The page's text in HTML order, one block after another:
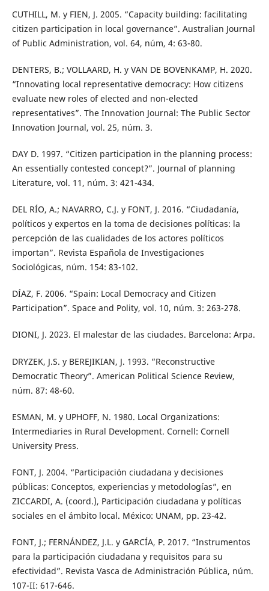
CUTHILL, M. y FIEN, J. 2005. “Capacity building: facilitating
citizen participation in local governance”. Australian Journal
of Public Administration, vol. 64, núm, 4: 63-80.
DENTERS, B.; VOLLAARD, H. y VAN DE BOVENKAMP, H. 2020.
“Innovating local representative democracy: How citizens
evaluate new roles of elected and non-elected
representatives”. The Innovation Journal: The Public Sector
Innovation Journal, vol. 25, núm. 3.
DAY D. 1997. “Citizen participation in the planning process:
An essentially contested concept?”. Journal of planning
Literature, vol. 11, núm. 3: 421-434.
DEL RÍO, A.; NAVARRO, C.J. y FONT, J. 2016. “Ciudadanía,
políticos y expertos en la toma de decisiones políticas: la
percepción de las cualidades de los actores políticos
importan”. Revista Española de Investigaciones
Sociológicas, núm. 154: 83-102.
DÍAZ, F. 2006. “Spain: Local Democracy and Citizen
Participation”. Space and Polity, vol. 10, núm. 3: 263-278.
DIONI, J. 2023. El malestar de las ciudades. Barcelona: Arpa.
DRYZEK, J.S. y BEREJIKIAN, J. 1993. “Reconstructive
Democratic Theory”. American Political Science Review,
núm. 87: 48-60.
ESMAN, M. y UPHOFF, N. 1980. Local Organizations:
Intermediaries in Rural Development. Cornell: Cornell
University Press.
FONT, J. 2004. “Participación ciudadana y decisiones
públicas: Conceptos, experiencias y metodologías”, en
ZICCARDI, A. (coord.), Participación ciudadana y políticas
sociales en el ámbito local. México: UNAM, pp. 23-42.
FONT, J.; FERNÁNDEZ, J.L. y GARCÍA, P. 2017. “Instrumentos
para la participación ciudadana y requisitos para su
efectividad”. Revista Vasca de Administración Pública, núm.
107-II: 617-646.